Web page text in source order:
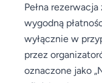
Pełna
wygodną
wyłącznie w
przez
oznaczone jako